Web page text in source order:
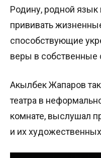
Родину, родной язык
прививать
способствующие
веры в собственные
Акылбек Жапаров
театра в
комнате, выслушал
и их